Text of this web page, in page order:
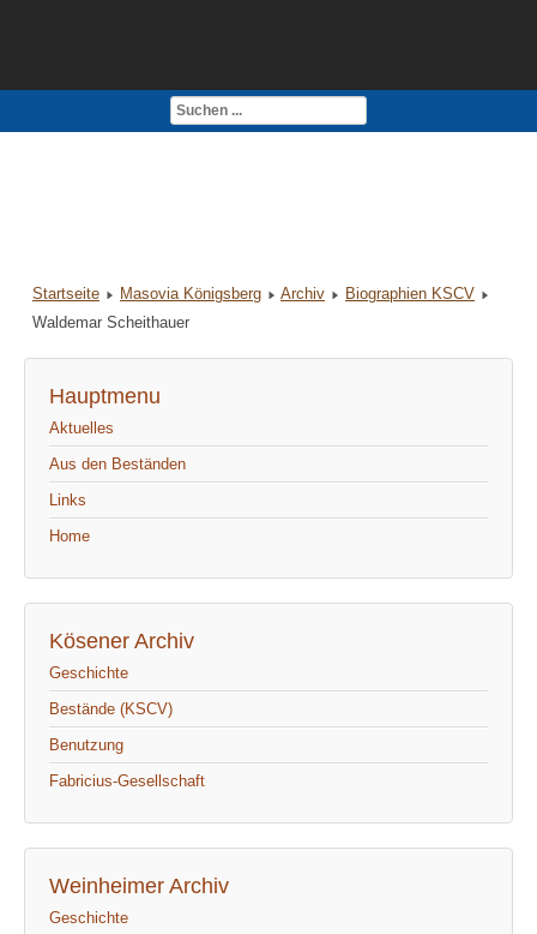
Impressum
Startseite Masovia Königsberg Archiv
Biographien KSCV
Waldemar Scheithauer
Hauptmenu
Aktuelles
Aus den Beständen
Links
Home
Kösener Archiv
Geschichte
Bestände (KSCV)
Benutzung
Fabricius-Gesellschaft
Weinheimer Archiv
Geschichte